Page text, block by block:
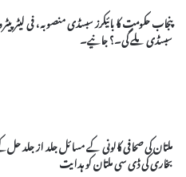
پنجاب حکومت کا بائیکرز سبسڈی منصوبہ، فی لیٹر
سبسڈی ملے گی۔؟ جانیے۔
ملتان کی صحافی کالونی کے مسائل جلد از جلد حل
بخاری کی ڈی سی ملتان کو ہدایت